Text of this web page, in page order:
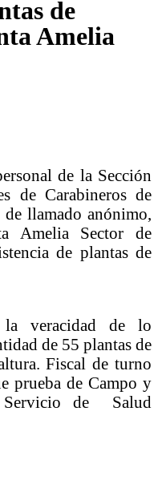
de
Amelia
de la Sección
de Carabineros de
llamado anónimo,
Amelia Sector de
de plantas de
veracidad de lo
de 55 plantas de
Fiscal de turno
prueba de Campo y
de Salud